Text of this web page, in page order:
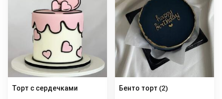
Торт с сердечками Бенто торт (2)